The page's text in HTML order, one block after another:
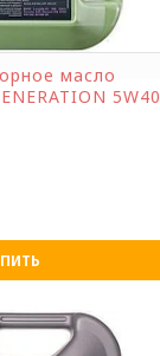
масло
5W40